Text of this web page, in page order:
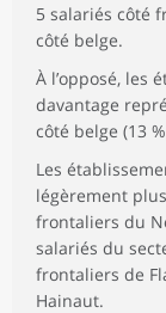
5 salariés côté
côté belge.
À l’opposé, les
davantage
côté belge (13
Les
légèrement
frontaliers du
salariés du
frontaliers de
Hainaut.